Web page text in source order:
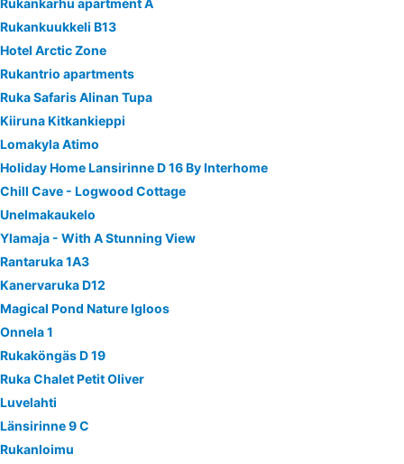
Rukankarhu apartment A
Rukankuukkeli B13
Hotel Arctic Zone
Rukantrio apartments
Ruka Safaris Alinan Tupa
Kiiruna Kitkankieppi
Lomakyla Atimo
Holiday Home Lansirinne D 16 By Interhome
Chill Cave - Logwood Cottage
Unelmakaukelo
Ylamaja - With A Stunning View
Rantaruka 1A3
Kanervaruka D12
Magical Pond Nature Igloos
Onnela 1
Rukaköngäs D 19
Ruka Chalet Petit Oliver
Luvelahti
Länsirinne 9 C
Rukanloimu